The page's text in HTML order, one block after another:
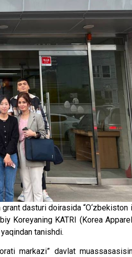
dasturi doirasida
Koreyaning KATRI (Korea
tanishdi.
markazi” davlat